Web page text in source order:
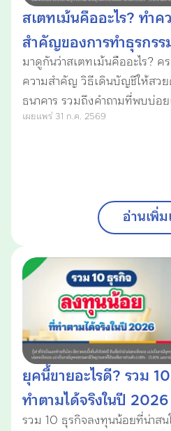
สเตทเม้นคืออะไร? ทำค
สำคัญของการทำธุรกรร
มาดูกันว่าสเตทเม้นคืออะไร?
ความสำคัญ วิธีเดินบัญชีให้สว
ธนาคาร รวมถึงคำถามที่พบบ่อ
เผยแพร่ 31 ก.ค. 2569
อ่านเพิ่ม
ยุคนี้ขายอะไรดี? รวม
ทำตามได้จริงในปี 2026
รวม 10 ธุรกิจลงทุนน้อยที่น่าส